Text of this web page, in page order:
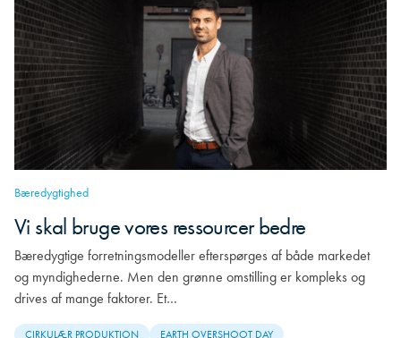
Bæredygtighed
Vi skal bruge vores ressourcer bedre
Bæredygtige forretningsmodeller efterspørges af både markedet
og myndighederne. Men den grønne omstilling er kompleks og
drives af mange faktorer. Et…
CIRKULÆR PRODUKTION EARTH OVERSHOOT DAY